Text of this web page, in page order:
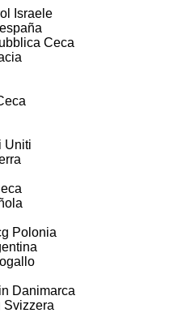
Israele
Ceca
Uniti
Polonia
Danimarca
Svizzera